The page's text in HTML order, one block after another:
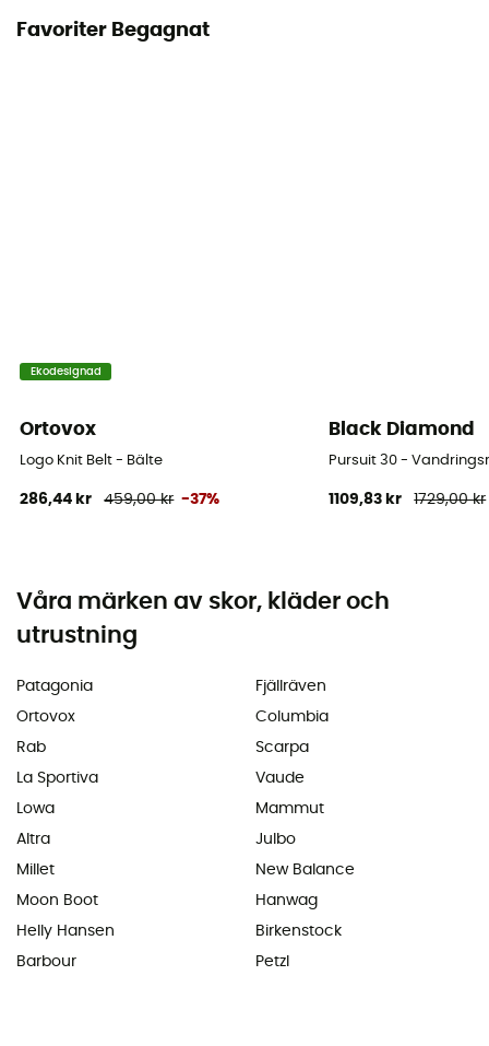
Favoriter Begagnat
Ekodesignad
Ortovox
Logo Knit Belt - Bälte
286,44 kr 459,00 kr -37%
Black Diamond
Pursuit 30 -
1109,83 kr 1729,00 kr
Våra märken av skor, kläder och
utrustning
Patagonia
Ortovox
Rab
La Sportiva
Lowa
Altra
Millet
Moon Boot
Helly Hansen
Barbour
Fjällräven
Columbia
Scarpa
Vaude
Mammut
Julbo
New Balance
Hanwag
Birkenstock
Petzl